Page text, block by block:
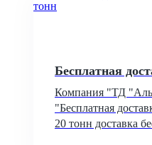
Бесплатная
Компания "ТД
"Бесплатная
20 тонн доставка